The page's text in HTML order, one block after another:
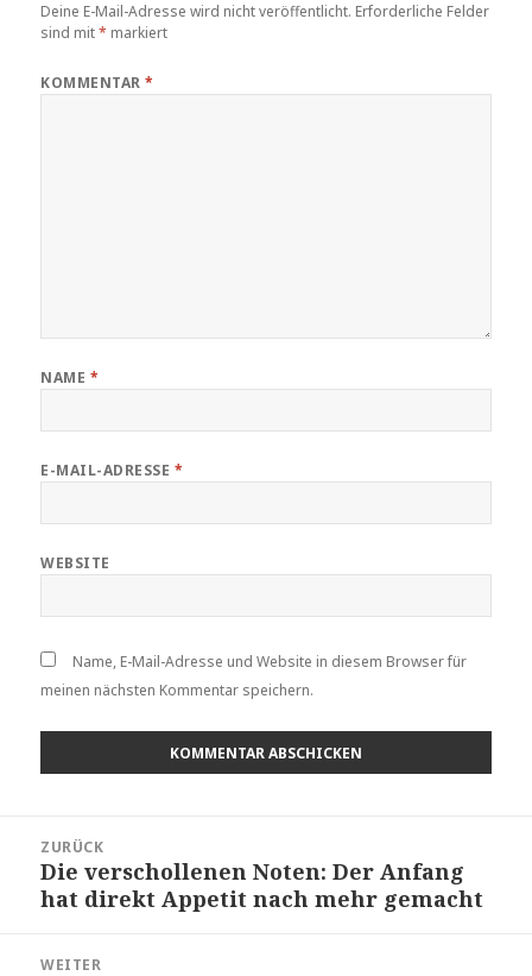
Deine E-Mail-Adresse wird nicht veröffentlicht. Erforderliche Felder
sind mit* markiert
KOMMENTAR*
NAME *
E-MAIL-ADRESSE *
WEBSITE
Name, E-Mail-Adresse und Website in diesem Browser für
meinen nächsten Kommentar speichern.
ZURÜCK
Vorheriger
Beitrag:
Die verschollenen Noten: Der Anfang
hat direkt Appetit nach mehr gemacht
WEITER